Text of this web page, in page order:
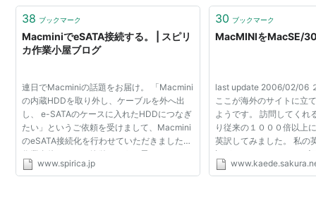
38 ブックマーク
MacminiでeSATA接続する。 | スピリ
カ作業小屋ブログ
連日でMacminiの話題をお届け。 「Macmini
の内蔵HDDを取り外し、ケーブルを外へ出
し、 e-SATAのケースに入れたHDDにつなぎ
たい」というご依頼を受けまして、Macmini
のeSATA接続化を行わせていただきました。
作業自体はわりと簡単なように思えたのです
が、実現するための問題として2つの懸念事
www.spirica.jp
30 ブックマーク
MacMINIをMacSE/
last update 2006/02/06
ここが海外のサイトに立
ようです。 訪問してくれ
り従来の１０００倍以上
英訳してみました。 私の
評があるので、おかしな
ぜひ教えてください（汗